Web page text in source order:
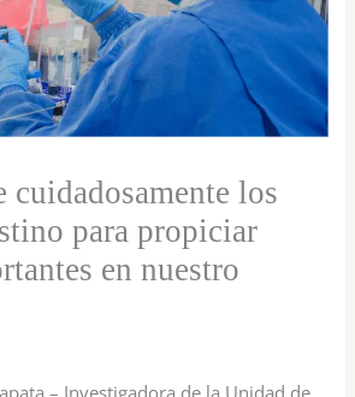
los
para propiciar
en nuestro